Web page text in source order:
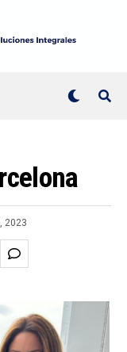
2023